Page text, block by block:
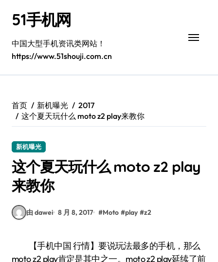
51手机网
中国大型手机资讯类网站！
https://www.51shouji.com.cn
首页 新机曝光
2017
这个夏天玩什么 moto z2 play来教你
新机曝光
这个夏天玩什么 moto z2 play
来教你
由 dawei 8 月 8, 2017 #Moto #play #z2
【手机中国 行情】要说玩法最多的手机，那么
moto z2 play肯定是其中之一。moto z2 play延续了前